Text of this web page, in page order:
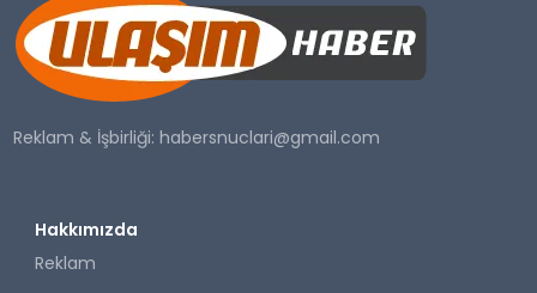
Reklam & İşbirliği:habersnuclari@gmail.com
Hakkımızda
Reklam